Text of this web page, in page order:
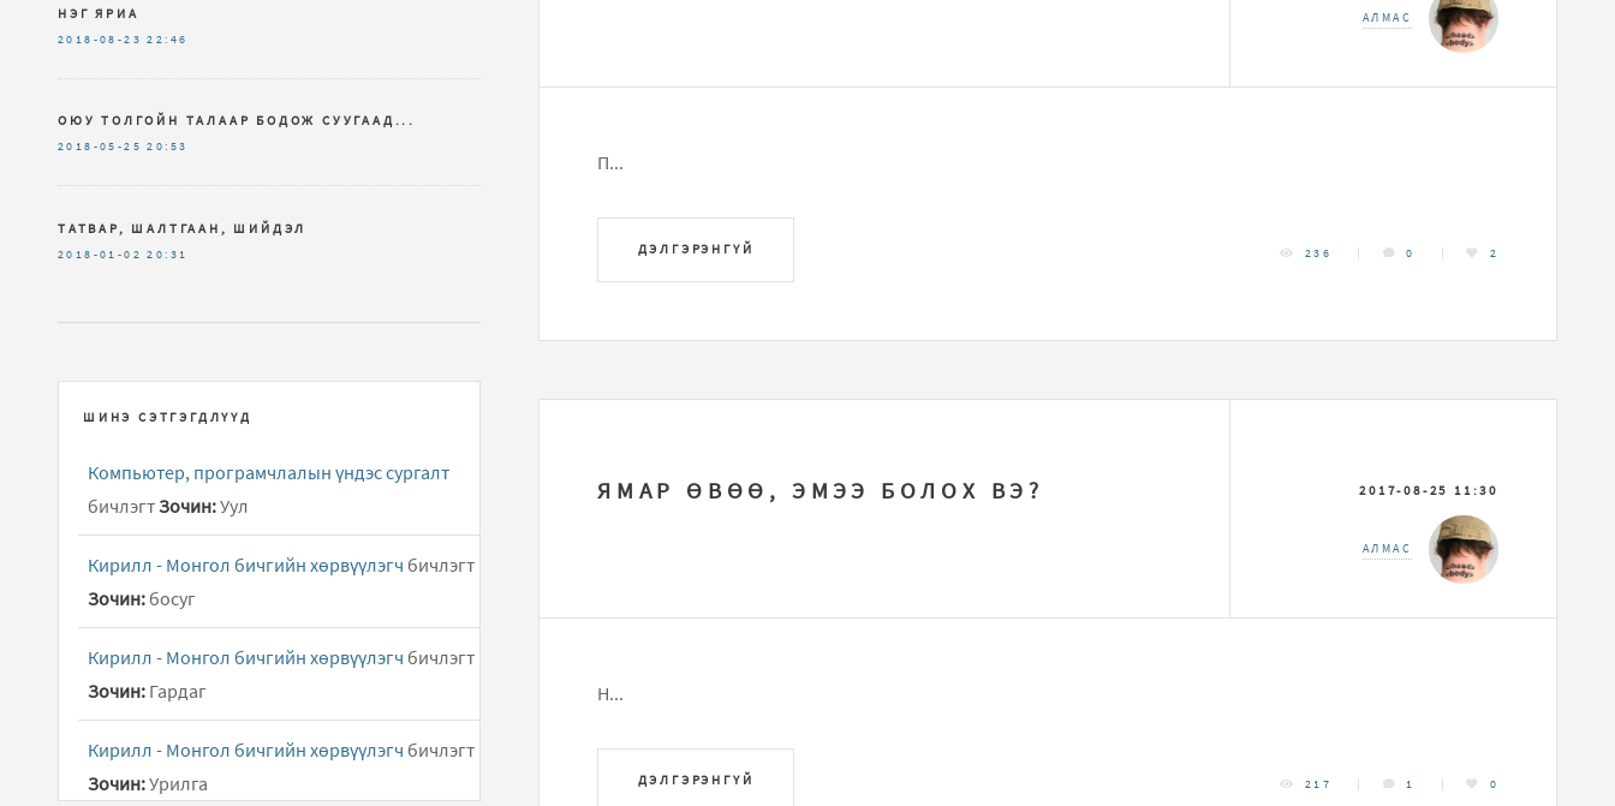
АЛМАС
П...
ДЭЛГЭРЭНГҮЙ 236 0 2
ЯМАР ӨВӨӨ, ЭМЭЭ БОЛОХ ВЭ? 2017-08-25 11:30
АЛМАС
Н...
ДЭЛГЭРЭНГҮЙ 217 1 0
НЭГ ЯРИА
2018-08-23 22:46
ОЮУ ТОЛГОЙН ТАЛААР БОДОЖ СУУГААД...
2018-05-25 20:53
ТАТВАР, ШАЛТГААН, ШИЙДЭЛ
2018-01-02 20:31
ШИНЭ СЭТГЭГДЛҮҮД
Компьютер, програмчлалын үндэс сургалт
бичлэгтЗочин:Уул
Кирилл - Монгол бичгийн хөрвүүлэгч бичлэгт
Зочин: босуг
Кирилл - Монгол бичгийн хөрвүүлэгч бичлэгт
Зочин: Гардаг
Кирилл - Монгол бичгийн хөрвүүлэгч бичлэгт
Зочин:Урилга